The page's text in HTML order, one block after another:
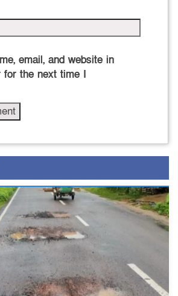
email, and website in
for the next time I